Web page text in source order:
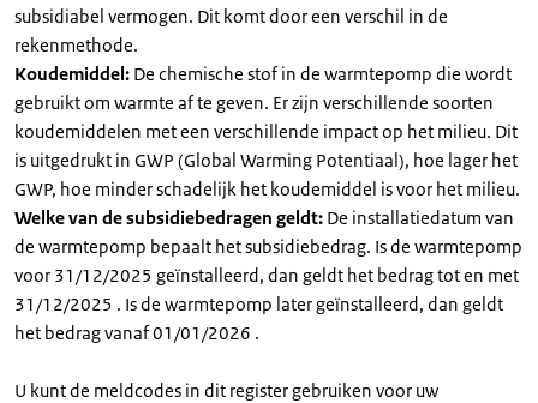
subsidiabel vermogen. Dit komt door een verschil in de
rekenmethode.
Koudemiddel: De chemische stof in de warmtepomp die wordt
gebruikt om warmte af te geven. Er zijn verschillende soorten
koudemiddelen met een verschillende impact op het milieu. Dit
is uitgedrukt in GWP (Global Warming Potentiaal), hoe lager het
GWP, hoe minder schadelijk het koudemiddel is voor het milieu.
Welke van de subsidiebedragen geldt: De installatiedatum van
de warmtepomp bepaalt het subsidiebedrag. Is de warmtepomp
voor 31/12/2025 geïnstalleerd, dan geldt het bedrag tot en met
31/12/2025 . Is de warmtepomp later geïnstalleerd, dan geldt
het bedrag vanaf 01/01/2026 .
U kunt de meldcodes in dit register gebruiken voor uw